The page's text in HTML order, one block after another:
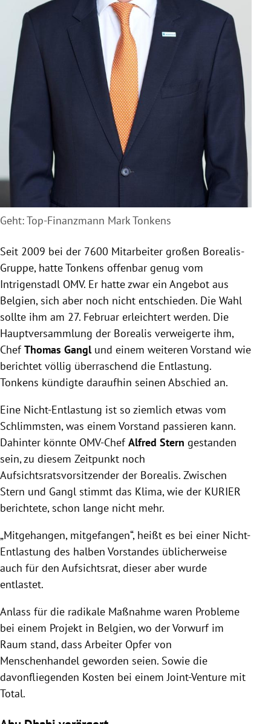
Geht: Top-Finanzmann Mark Tonkens
Seit 2009 bei der 7600 Mitarbeiter großen Borealis-
Gruppe, hatte Tonkens offenbar genug vom
Intrigenstadl OMV. Er hatte zwar ein Angebot aus
Belgien, sich aber noch nicht entschieden. Die Wahl
sollte ihm am 27. Februar erleichtert werden. Die
Hauptversammlung der Borealis verweigerte ihm,
ChefThomas Ganglund einem weiteren Vorstand wie
berichtet völlig überraschend die Entlastung.
Tonkens kündigte daraufhin seinen Abschied an.
Eine Nicht-Entlastung ist so ziemlich etwas vom
Schlimmsten, was einem Vorstand passieren kann.
Dahinter könnte OMV-ChefAlfred Stern gestanden
sein, zu diesem Zeitpunkt noch
Aufsichtsratsvorsitzender der Borealis. Zwischen
Stern und Gangl stimmt das Klima, wie der KURIER
berichtete, schon lange nicht mehr.
„Mitgehangen, mitgefangen“, heißt es bei einer Nicht-
Entlastung des halben Vorstandes üblicherweise
auch für den Aufsichtsrat, dieser aber wurde
entlastet.
Anlass für die radikale Maßnahme waren Probleme
bei einem Projekt in Belgien, wo der Vorwurf im
Raum stand, dass Arbeiter Opfer von
Menschenhandel geworden seien. Sowie die
davonfliegenden Kosten bei einem Joint-Venture mit
Total.